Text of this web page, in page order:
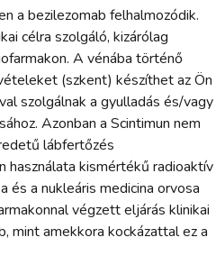
a bezilezomab felhalmozódik.
célra szolgáló, kizárólag
A vénába történő
(szkent) készíthet az Ön
szolgálnak a gyulladás és/vagy
Azonban a Scintimun nem
lábfertőzés
használata kismértékű radioaktív
és a nukleáris medicina orvosa
végzett eljárás klinikai
mint amekkora kockázattal ez a